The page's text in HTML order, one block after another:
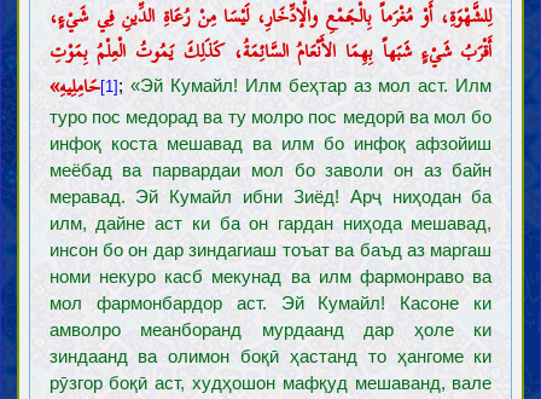
لِلشَّهْوَةِ، أَوْ مُغْرَماً بِالْجَمْعِ والْإدِّخَارِ، لَيْسَا مِنْ رُعَاةِ الدِّينِ فِي شَيْءٍ،
أَقْرَبُ شَيْءٍ شَبَهاً بِهِمَا الأَنْعَامُ السَّائِمَةُ، كَذَلِكَ يَمُوتُ الْعِلْمُ بِمَوْتِ
حَامِلِيهِ»[1] ; «Эй Кумайл! Илм беҳтар аз мол аст. Илм
туро пос медорад ва ту молро пос медорӣ ва мол бо
инфоқ коста мешавад ва илм бо инфоқ афзойиш
меёбад ва парвардаи мол бо заволи он аз байн
меравад. Эй Кумайл ибни Зиёд! Арҷ ниҳодан ба
илм, дайне аст ки ба он гардан ниҳода мешавад,
инсон бо он дар зиндагиаш тоъат ва баъд аз маргаш
номи некуро касб мекунад ва илм фармонраво ва
мол фармонбардор аст. Эй Кумайл! Касоне ки
амволро меанборанд мурдаанд дар ҳоле ки
зиндаанд ва олимон боқӣ ҳастанд то ҳангоме ки
рӯзгор боқӣ аст, худҳошон мафқуд мешаванд, вале